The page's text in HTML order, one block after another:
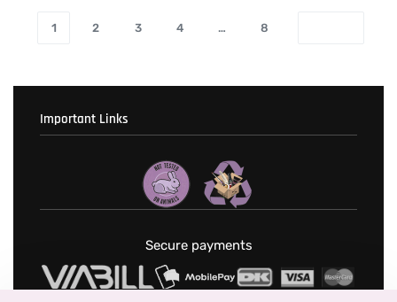
1 2 3 4 … 8
Important Links
Fortrolighedspolitik
Secure payments